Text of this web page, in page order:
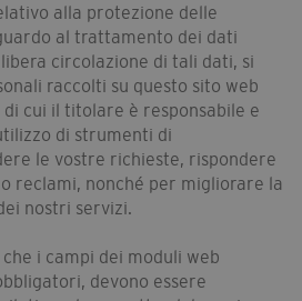
alla protezione delle
al trattamento dei dati
circolazione di tali dati, si
raccolti su questo sito web
cui il titolare è responsabile e
di strumenti di
le vostre richieste, rispondere
reclami, nonché per migliorare la
nostri servizi.
i campi dei moduli web
devono essere